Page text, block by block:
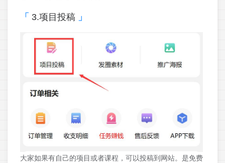
3.项目投稿
大家如果有自己的项目或者课程，可以投稿到网站。是免费